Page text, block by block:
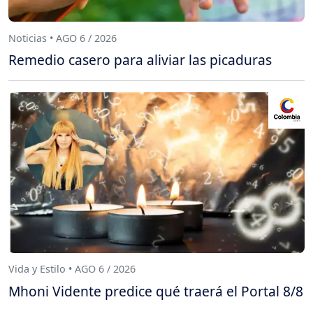
Noticias • AGO 6 / 2026
Remedio casero para aliviar las picaduras
Vida y Estilo • AGO 6 / 2026
Mhoni Vidente predice qué traerá el Portal 8/8